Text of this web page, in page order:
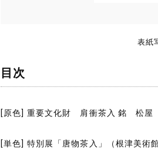
表紙
目次
[原色] 重要文化財 肩衝茶入 銘 松屋
[単色] 特別展「唐物茶入」（根津美術